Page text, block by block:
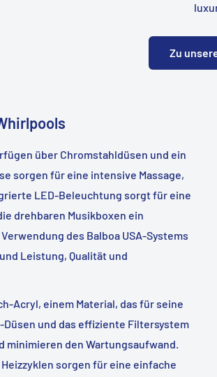
Zu
über Chromstahldüsen und ein
sorgen für eine intensive Massage,
LED-Beleuchtung sorgt für eine
drehbaren Musikboxen ein
des Balboa USA-Systems
Leistung, Qualität und
Acryl, einem Material, das für seine
und das effiziente Filtersystem
minimieren den Wartungsaufwand.
sorgen für eine einfache